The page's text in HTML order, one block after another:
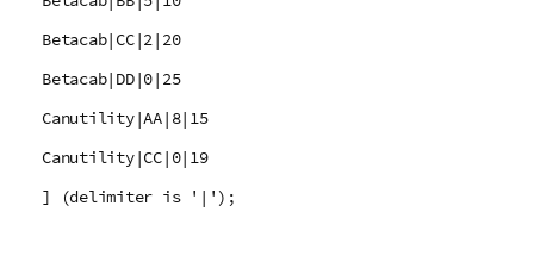
Betacab|CC|2|20
Betacab|DD|0|25
Canutility|AA|8|15
Canutility|CC|0|19
] (delimiter is '|');